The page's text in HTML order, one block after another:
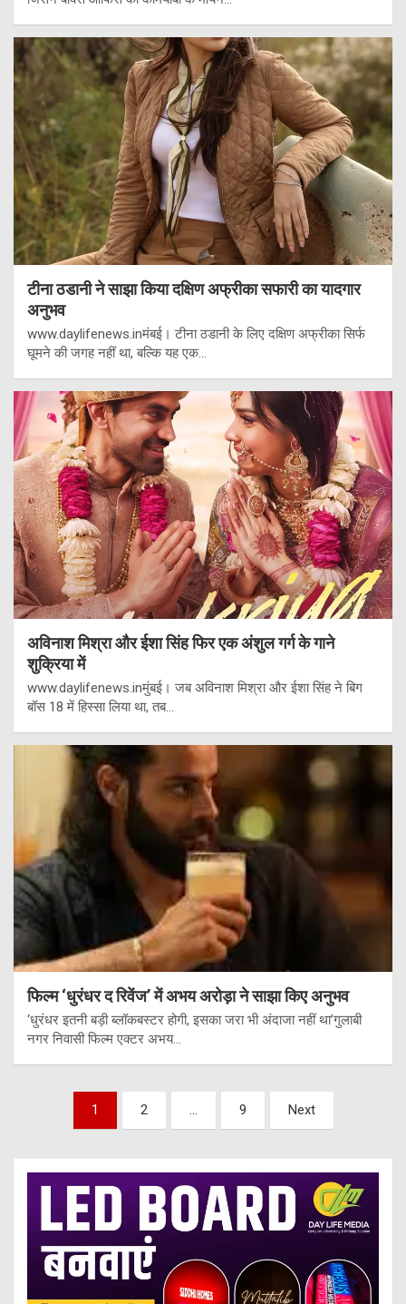
टीना ठडानी ने साझा किया दक्षिण अफ्रीका सफारी का यादगार
अनुभव
www.daylifenews.inमंबई। टीना ठडानी के लिए दक्षिण अफ्रीका सिर्फ
घूमने की जगह नहीं था, बल्कि यह एक…
अविनाश मिश्रा और ईशा सिंह फिर एक अंशुल गर्ग के गाने
शुक्रिया में
www.daylifenews.inमुंबई। जब अविनाश मिश्रा और ईशा सिंह ने बिग
बॉस 18 में हिस्सा लिया था, तब…
फिल्म ‘धुरंधर द रिवेंज’ में अभय अरोड़ा ने साझा किए अनुभव
‘धुरंधर इतनी बड़ी ब्लॉकबस्टर होगी, इसका जरा भी अंदाजा नहीं था’गुलाबी
नगर निवासी फिल्म एक्टर अभय…
pagination
1 2 … 9 Next